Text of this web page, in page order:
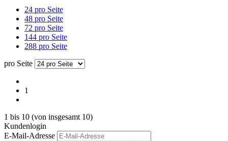
24 pro Seite
48 pro Seite
72 pro Seite
144 pro Seite
288 pro Seite
pro Seite
1
1 bis 10 (von insgesamt 10)
Kundenlogin
E-Mail-Adresse